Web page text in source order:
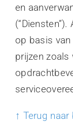
en
op basis
prijzen zoals
↑ Terug naar